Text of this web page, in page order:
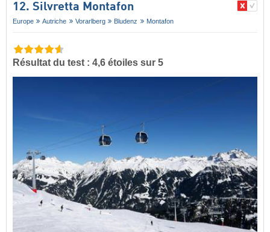
12. Silvretta Montafon
Europe Autriche Vorarlberg Bludenz Montafon
Résultat du test : 4,6 étoiles sur 5